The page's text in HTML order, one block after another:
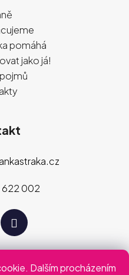
Dalším procházením
pomáhá
jako já!
622 002
vyhovuje